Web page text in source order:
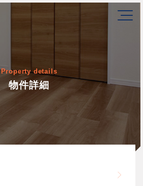
Property details
物件詳細
/home/newerakk/